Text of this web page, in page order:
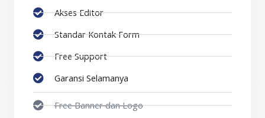
Akses Editor
Standar Kontak Form
Free Support
Garansi Selamanya
Free Banner dan Logo